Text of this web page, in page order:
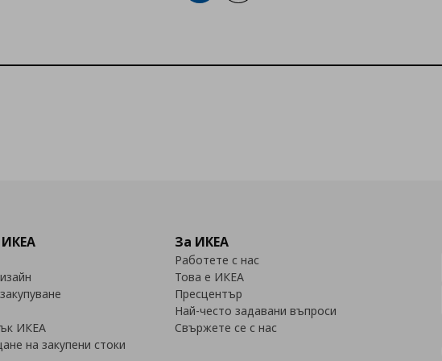
ИКЕА
ИКЕА
на закупени стоки
За ИКЕА
Работете с нас
Това е ИКЕА
Пресцентър
Най-често задавани въпроси
Свържете се с нас